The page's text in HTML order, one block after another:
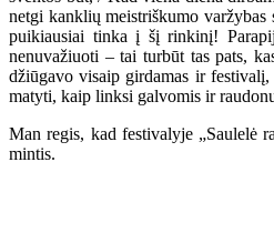
netgi kanklių meistriškumo varžybas
puikiausiai tinka į šį rinkinį!
nenuvažiuoti – tai turbūt tas pats,
džiūgavo visaip girdamas ir
matyti, kaip linksi galvomis ir
Man regis, kad festivalyje „Saulelė
mintis.